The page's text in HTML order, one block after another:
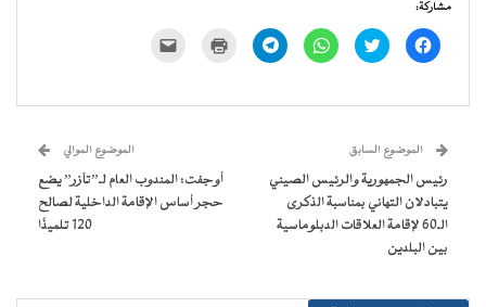
مشاركة:
انقر
للمشاركة
في
اضغط
للمشاركة
في
انقر
للمشاركة
في
انقر
للمشاركة
في
للطباعة
جديدة) الإلكتروني
جديدة)
الموضوع السابق
رئيس الجمهورية والرئيس الصيني
يتبادلان التهاني بمناسبة الذكرى
الـ60 لإقامة العلاقات الدبلوماسية
بين البلدين
الموضوع الموالي
أوجفت: المندوب العام لـ”تآزر” يضع
حجر أساس الإقامة الداخلية لصالح
120 تلميذًا